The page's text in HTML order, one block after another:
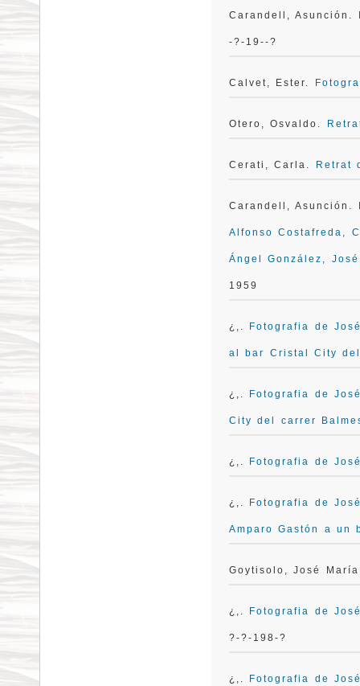
Carandell, Asunción.
-?-19--?
Calvet, Ester.
Otero, Osvaldo.
Cerati, Carla. Retrat
Carandell, Asunción.
Alfonso Costafreda,
Ángel González,
1959
¿,. Fotografia de
al bar Cristal City
¿,. Fotografia de
City del carrer
¿,. Fotografia de
¿,. Fotografia de
Amparo Gastón a un
Goytisolo, José
¿,. Fotografia de
?-?-198-?
¿,. Fotografia de